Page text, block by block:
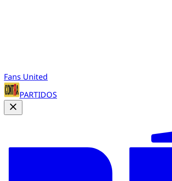
Fans United
PARTIDOS